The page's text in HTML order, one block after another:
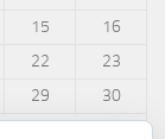
15
16
22
23
29
30